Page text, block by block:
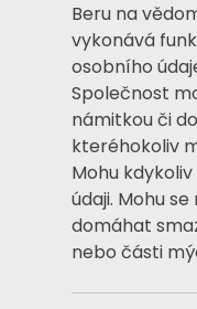
Beru na
vykonává
osobního
Společnost
námitkou či
kteréhokoliv
Mohu
údaji. Mohu
domáhat
nebo části